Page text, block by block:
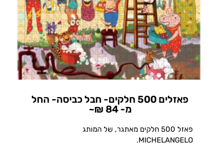
פאזלים 500 חלקים- חבל כביסה- החל
מ- 84 ₪~
פאזל 500 חלקים מאתגר, של המותג
MICHELANGELO.